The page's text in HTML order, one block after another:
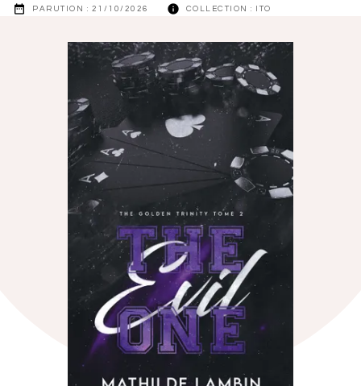
date_range PARUTION : 21/10/2026 info COLLECTION : ITO